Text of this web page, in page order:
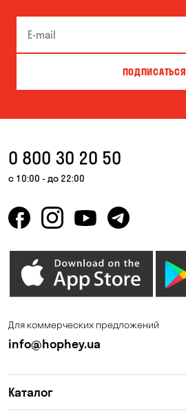
ПОДПИСАТЬСЯ
0 800 30 20 50
с 10:00 - до 22:00
Для коммерческих предложений
info@hophey.ua
Каталог